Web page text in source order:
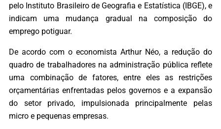
pelo Instituto Brasileiro de Geografia e Estatística (IBGE), e
indicam uma mudança gradual na composição do
emprego potiguar.
De acordo com o economista Arthur Néo, a redução do
quadro de trabalhadores na administração pública reflete
uma combinação de fatores, entre eles as restrições
orçamentárias enfrentadas pelos governos e a expansão
do setor privado, impulsionada principalmente pelas
micro e pequenas empresas.